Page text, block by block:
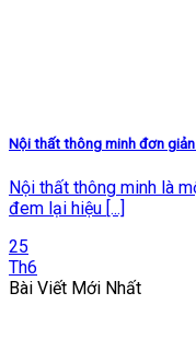
Nội thất thông minh đơn
Nội thất thông minh là
đem lại hiệu [...]
25
Th6
Bài Viết Mới Nhất